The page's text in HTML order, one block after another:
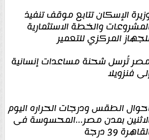
الإسكان تتابع موقف تنفيذ
والخطة الاستثمارية
المركزي للتعمير
تُرسل شحنة مساعدات إنسانية
فنزويلا
الطقس ودرجات الحراره اليوم
بمدن مصر...المحسوسة فى
39 درجة